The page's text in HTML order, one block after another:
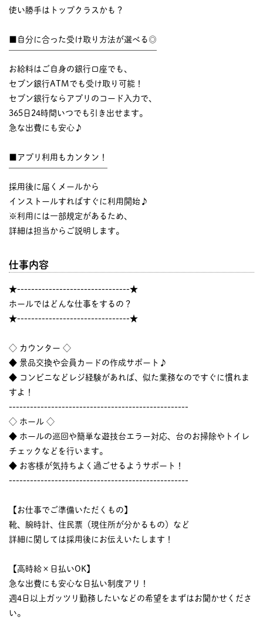
使い勝手はトップクラスかも？
■自分に合った受け取り方法が選べる◎
お給料はご自身の銀行口座でも、
セブン銀行ATMでも受け取り可能！
セブン銀行ならアプリのコード入力で、
365日24時間いつでも引き出せます。
急な出費にも安心♪
■アプリ利用もカンタン！
採用後に届くメールから
インストールすればすぐに利用開始♪
※利用には一部規定があるため、
詳細は担当からご説明します。
仕事内容
★--------------------------------★
ホールではどんな仕事をするの？
★--------------------------------★
◇ カウンター ◇
◆ 景品交換や会員カードの作成サポート♪
◆ コンビニなどレジ経験があれば、似た業務なのですぐに慣れま
すよ！
---------------------------------------------------
◇ ホール ◇
◆ ホールの巡回や簡単な遊技台エラー対応、台のお掃除やトイレ
チェックなどを行います。
◆ お客様が気持ちよく過ごせるようサポート！
---------------------------------------------------
【お仕事でご準備いただくもの】
靴、腕時計、住民票（現住所が分かるもの）など
詳細に関しては採用後にお伝えいたします！
【高時給×日払いOK】
急な出費にも安心な日払い制度アリ！
週4日以上ガッツリ勤務したいなどの希望をまずはお聞かせくださ
い。